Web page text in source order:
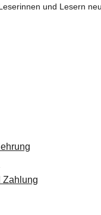
und Lesern
Zahlung